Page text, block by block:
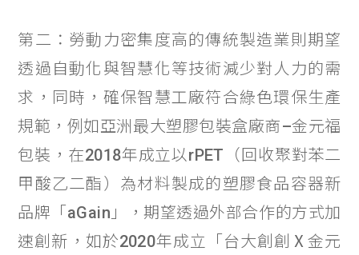
第二：勞動力密集度高的傳統製造業則期望
透過自動化與智慧化等技術減少對人力的需
求，同時，確保智慧工廠符合綠色環保生產
規範，例如亞洲最大塑膠包裝盒廠商–金元福
包裝，在2018年成立以rPET（回收聚對苯二
甲酸乙二酯）為材料製成的塑膠食品容器新
品牌「aGain」，期望透過外部合作的方式加
速創新，如於2020年成立「台大創創Ⅹ金元